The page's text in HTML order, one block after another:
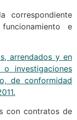
correspondiente
e
arrendados y en
investigaciones
de conformidad
con contratos de